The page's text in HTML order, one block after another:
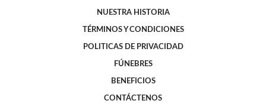
NUESTRA HISTORIA
TÉRMINOS Y CONDICIONES
POLITICAS DE PRIVACIDAD
FÚNEBRES
BENEFICIOS
CONTÁCTENOS